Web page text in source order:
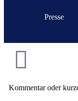
Presse
Kommentar oder